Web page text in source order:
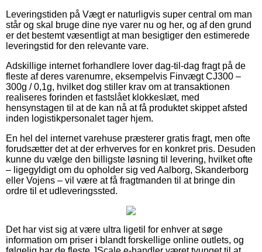
Leveringstiden på Vægt er naturligvis super central om man
står og skal bruge dine nye varer nu og her, og af den grund
er det bestemt væsentligt at man besigtiger den estimerede
leveringstid for den relevante vare.
Adskillige internet forhandlere lover dag-til-dag fragt på de
fleste af deres varenumre, eksempelvis Finvægt CJ300 –
300g / 0,1g, hvilket dog stiller krav om at transaktionen
realiseres forinden et fastslået klokkeslæt, med
hensynstagen til at de kan nå at få produktet skippet afsted
inden logistikpersonalet tager hjem.
En hel del internet varehuse præsterer gratis fragt, men ofte
forudsætter det at der erhverves for en konkret pris. Desuden
kunne du vælge den billigste løsning til levering, hvilket ofte
– ligegyldigt om du opholder sig ved Aalborg, Skanderborg
eller Vojens – vil være at få fragtmanden til at bringe din
ordre til et udleveringssted.
Det har vist sig at være ultra ligetil for enhver at søge
information om priser i blandt forskellige online outlets, og